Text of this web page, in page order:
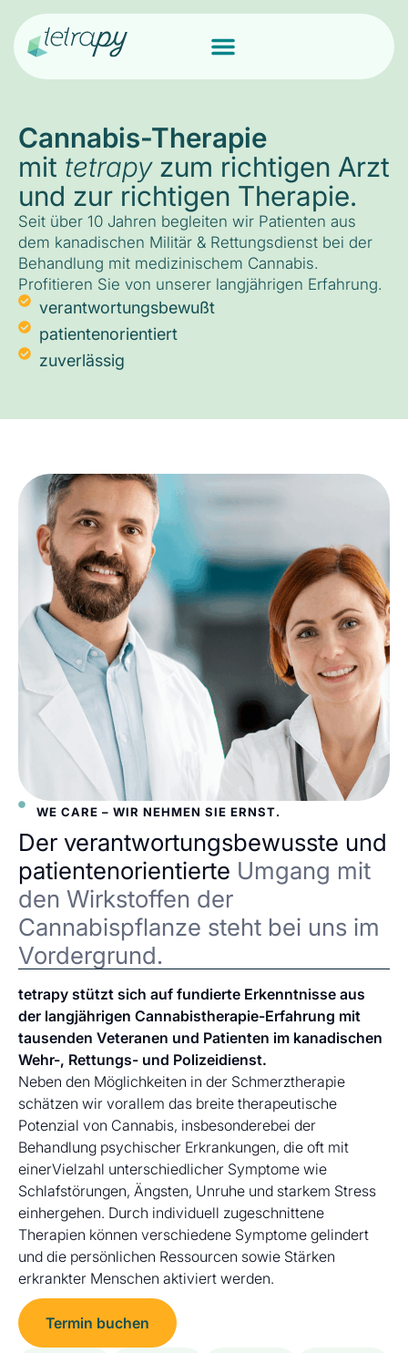
Cannabis-Therapie
mit tetrapyzum richtigen Arzt
und zur richtigen Therapie.
Seit über 10 Jahren begleiten wir Patienten aus
dem kanadischen Militär & Rettungsdienst bei der
Behandlung mit medizinischem Cannabis.
Profitieren Sie von unserer langjährigen Erfahrung.
verantwortungsbewußt
patientenorientiert
zuverlässig
WE CARE – WIR NEHMEN SIE ERNST.
Der verantwortungsbewusste und
patientenorientierte Umgang mit
den Wirkstoffen der
Cannabispflanze steht bei uns im
Vordergrund.
tetrapy stützt sich auf fundierte Erkenntnisse aus
der langjährigen Cannabistherapie-Erfahrung mit
tausenden Veteranen und Patienten im kanadischen
Wehr-, Rettungs- und Polizeidienst.
Neben den Möglichkeiten in der Schmerztherapie
schätzen wir vorallem das breite therapeutische
Potenzial von Cannabis, insbesonderebei der
Behandlung psychischer Erkrankungen, die oft mit
einerVielzahl unterschiedlicher Symptome wie
Schlafstörungen, Ängsten, Unruhe und starkem Stress
einhergehen. Durch individuell zugeschnittene
Therapien können verschiedene Symptome gelindert
und die persönlichen Ressourcen sowie Stärken
erkrankter Menschen aktiviert werden.
Termin buchen